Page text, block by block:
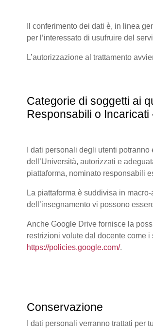
Il conferimento dei dati è, in linea
per l’interessato di usufruire del
L’autorizzazione al trattamento
Categorie di soggetti ai
Responsabili o
I dati personali degli utenti
dell’Università, autorizzati e
piattaforma, nominato responsabili
La piattaforma è suddivisa in
dell’insegnamento vi possono
Anche Google Drive fornisce la
restrizioni volute dal docente come
https://policies.google.com/.
Conservazione
I dati personali verranno trattati